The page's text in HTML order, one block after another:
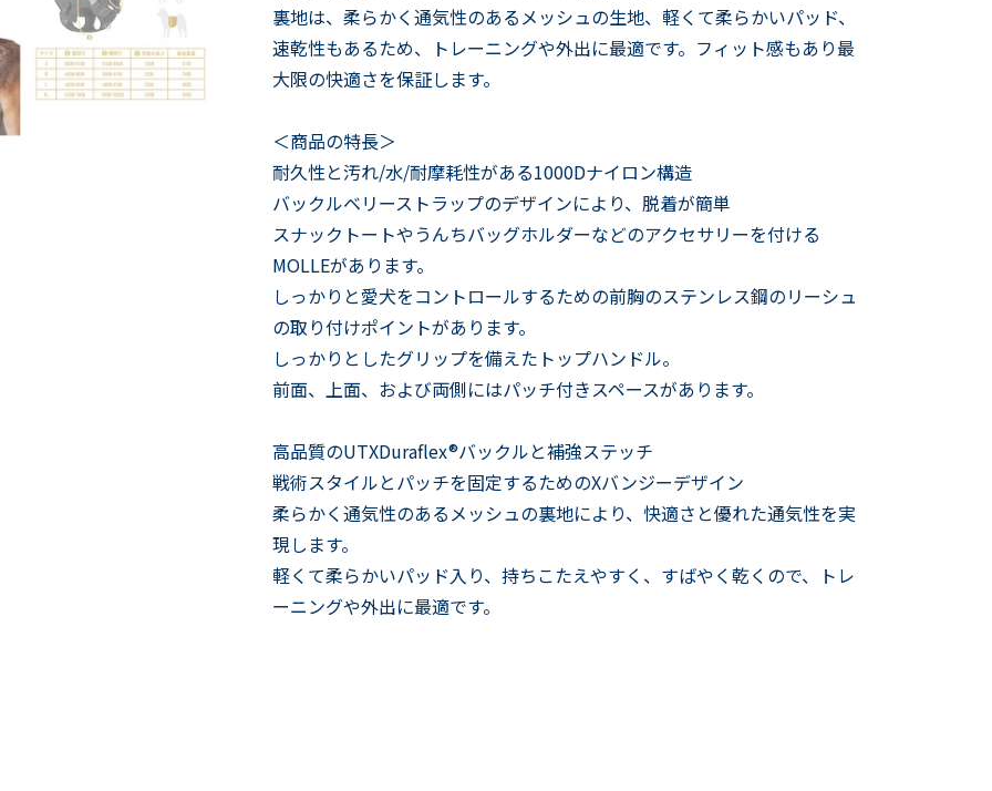
裏地は、柔らかく通気性のあるメッシュの生地、軽くて柔らかいパッド、
速乾性もあるため、トレーニングや外出に最適です。フィット感もあり最
大限の快適さを保証します。
＜商品の特長＞
耐久性と汚れ/水/耐摩耗性がある1000Dナイロン構造
バックルベリーストラップのデザインにより、脱着が簡単
スナックトートやうんちバッグホルダーなどのアクセサリーを付ける
MOLLEがあります。
しっかりと愛犬をコントロールするための前胸のステンレス鋼のリーシュ
の取り付けポイントがあります。
しっかりとしたグリップを備えたトップハンドル。
前面、上面、および両側にはパッチ付きスペースがあります。
高品質のUTXDuraflex®バックルと補強ステッチ
戦術スタイルとパッチを固定するためのXバンジーデザイン
柔らかく通気性のあるメッシュの裏地により、快適さと優れた通気性を実
現します。
軽くて柔らかいパッド入り、持ちこたえやすく、すばやく乾くので、トレ
ーニングや外出に最適です。